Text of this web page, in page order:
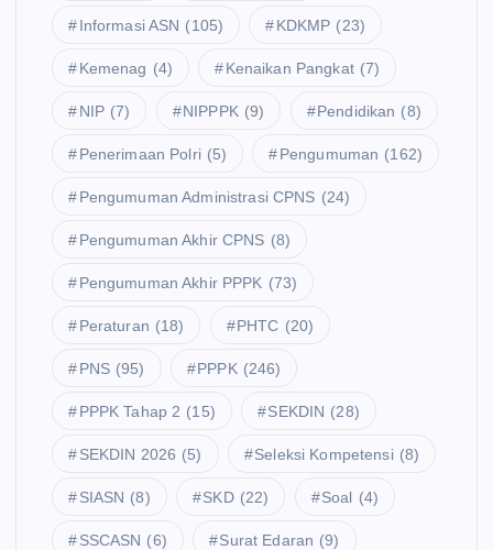
Informasi ASN (105) KDKMP (23)
Kemenag (4) Kenaikan Pangkat (7)
NIP (7) NIPPPK (9) Pendidikan (8)
Penerimaan Polri (5) Pengumuman (162)
Pengumuman Administrasi CPNS (24)
Pengumuman Akhir CPNS (8)
Pengumuman Akhir PPPK (73)
Peraturan (18) PHTC (20)
PNS (95) PPPK (246)
PPPK Tahap 2 (15) SEKDIN (28)
SEKDIN 2026 (5) Seleksi Kompetensi (8)
SIASN (8) SKD (22) Soal (4)
SSCASN (6) Surat Edaran (9)